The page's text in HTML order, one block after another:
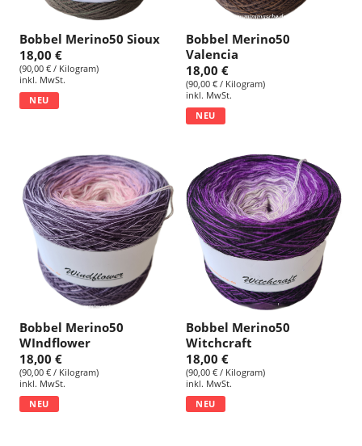
Bobbel Merino50 Sioux
18,00 €
(90,00 € / Kilogram)
inkl. MwSt.
NEU
Bobbel Merino50
Valencia
18,00 €
(90,00 € / Kilogram)
inkl. MwSt.
NEU
Bobbel Merino50
WIndflower
18,00 €
(90,00 € / Kilogram)
inkl. MwSt.
NEU
Bobbel Merino50
Witchcraft
18,00 €
(90,00 € / Kilogram)
inkl. MwSt.
NEU